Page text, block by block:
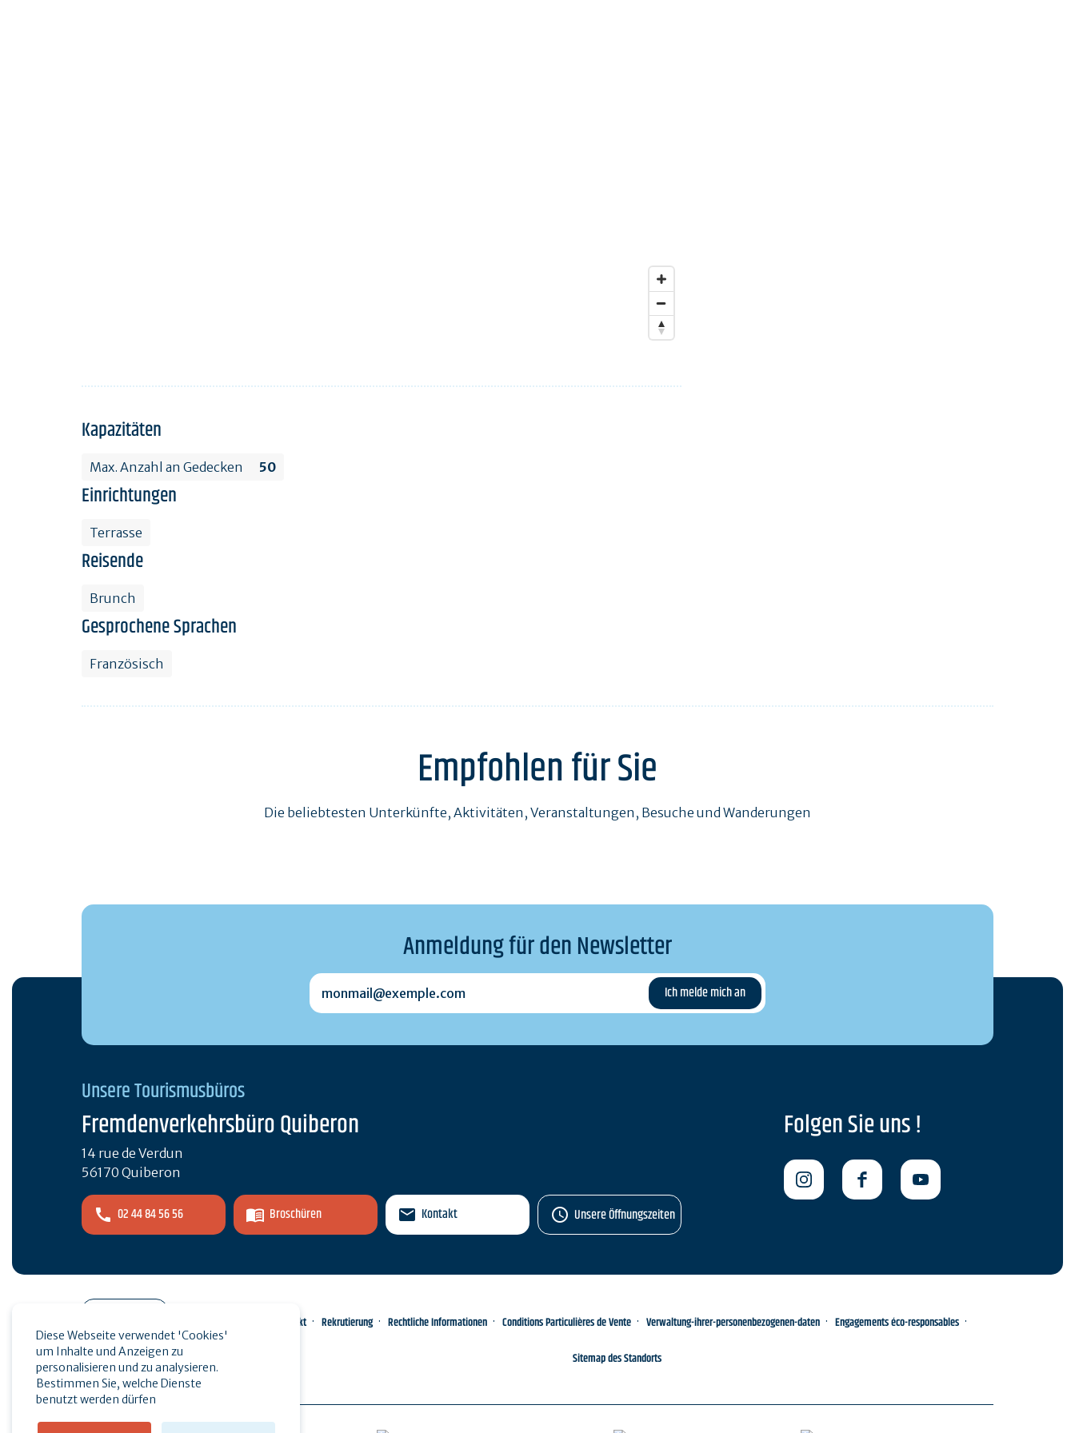
Kapazitäten
Max. Anzahl an Gedecken 50
Einrichtungen
Terrasse
Reisende
Brunch
Gesprochene Sprachen
Französisch
Empfohlen für Sie
Die beliebtesten Unterkünfte, Aktivitäten, Veranstaltungen, Besuche und Wanderungen
Anmeldung für den Newsletter
monmail@exemple.com
Unsere Tourismusbüros
Fremdenverkehrsbüro Quiberon
14 rue de Verdun
56170 Quiberon
02 44 84 56 56 Broschüren Kontakt Unsere Öffnungszeiten
Folgen Sie uns !
Presse
Kontakt Rekrutierung Rechtliche Informationen Conditions Particulières de Vente Verwaltung-ihrer-personenbezogenen-daten Engagements éco-responsables
Sitemap des Standorts
Diese Webseite verwendet 'Cookies'
um Inhalte und Anzeigen zu
personalisieren und zu analysieren.
Bestimmen Sie, welche Dienste
benutzt werden dürfen